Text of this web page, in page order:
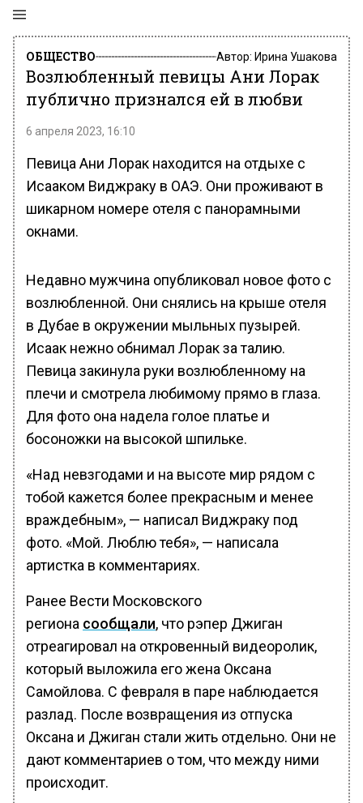
ОБЩЕСТВО Автор: Ирина Ушакова
Возлюбленный певицы Ани Лорак
публично признался ей в любви
6 апреля 2023, 16:10
Певица Ани Лорак находится на отдыхе с
Исааком Виджраку в ОАЭ. Они проживают в
шикарном номере отеля с панорамными
окнами.
Недавно мужчина опубликовал новое фото с
возлюбленной. Они снялись на крыше отеля
в Дубае в окружении мыльных пузырей.
Исаак нежно обнимал Лорак за талию.
Певица закинула руки возлюбленному на
плечи и смотрела любимому прямо в глаза.
Для фото она надела голое платье и
босоножки на высокой шпильке.
«Над невзгодами и на высоте мир рядом с
тобой кажется более прекрасным и менее
враждебным», — написал Виджраку под
фото. «Мой. Люблю тебя», — написала
артистка в комментариях.
Ранее Вести Московского
региона сообщали, что рэпер Джиган
отреагировал на откровенный видеоролик,
который выложила его жена Оксана
Самойлова. С февраля в паре наблюдается
разлад. После возвращения из отпуска
Оксана и Джиган стали жить отдельно. Они не
дают комментариев о том, что между ними
происходит.